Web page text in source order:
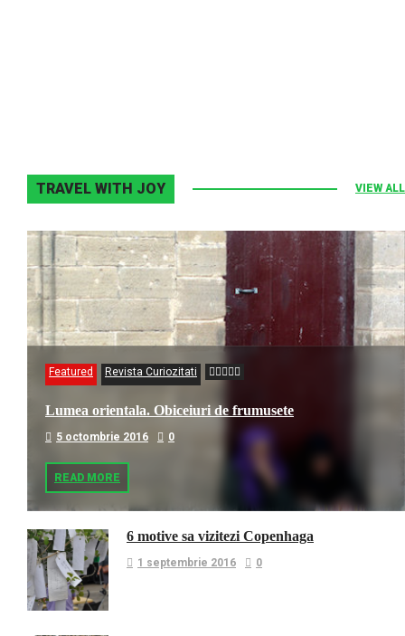
TRAVEL WITH JOY VIEW ALL
Featured Revista Curiozitati
Lumea orientala. Obiceiuri de frumusete
5 octombrie 2016 0
READ MORE
6 motive sa vizitezi Copenhaga
1 septembrie 2016 0